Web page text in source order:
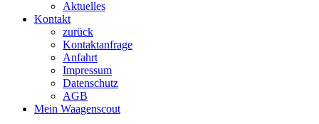
Aktuelles
Kontakt
zurück
Kontaktanfrage
Anfahrt
Impressum
Datenschutz
AGB
Mein Waagenscout